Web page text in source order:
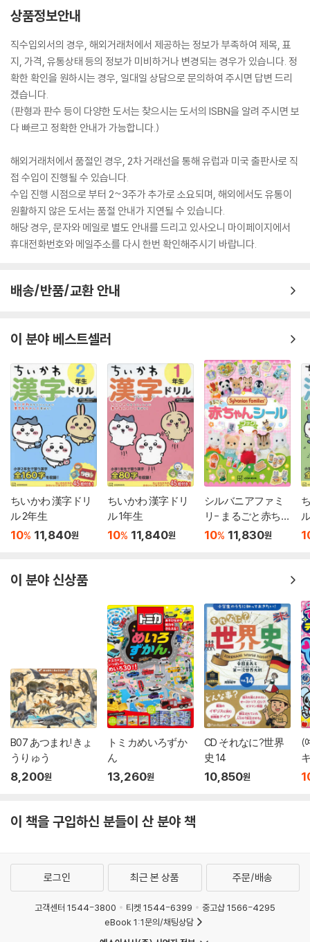
상품정보안내
직수입외서의 경우, 해외거래처에서 제공하는 정보가 부족하여 제목, 표
지, 가격, 유통상태 등의 정보가 미비하거나 변경되는 경우가 있습니다. 정
확한 확인을 원하시는 경우, 일대일 상담으로 문의하여 주시면 답변 드리
겠습니다.
(판형과 판수 등이 다양한 도서는 찾으시는 도서의 ISBN을 알려 주시면 보
다 빠르고 정확한 안내가 가능합니다.)
해외거래처에서 품절인 경우, 2차 거래선을 통해 유럽과 미국 출판사로 직
접 수입이 진행될 수 있습니다.
수입 진행 시점으로 부터 2~3주가 추가로 소요되며, 해외에서도 유통이
원활하지 않은 도서는 품절 안내가 지연될 수 있습니다.
해당 경우, 문자와 메일로 별도 안내를 드리고 있사오니 마이페이지에서
휴대전화번호와 메일주소를 다시 한번 확인해주시기 바랍니다.
배송/반품/교환 안내
이 분야 베스트셀러
ちいかわ 漢字ドリ
ル 2年生
10% 11,840원
ちいかわ 漢字ドリ
ル 1年生
10% 11,840원
シルバニアファミ
リ- まるごと赤ちゃ
んシ-ルブック
10% 11,830원
이 분야 신상품
B07 あつまれ!きょ
うりゅう
8,200원
トミカめいろずか
ん
13,260원
CD それなに?世界
史 14
10,850원
(
이 책을 구입하신 분들이 산 분야 책
로그인 최근 본 상품 주문/배송
고객센터 1544-3800 티켓 1544-6399
중고샵 1566-4295
eBook 1:1문의/채팅상담